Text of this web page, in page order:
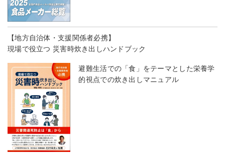
【地方自治体・支援関係者必携】
現場で役立つ 災害時炊き出しハンドブック
避難生活での「食」をテーマとした栄養学
的視点での炊き出しマニュアル